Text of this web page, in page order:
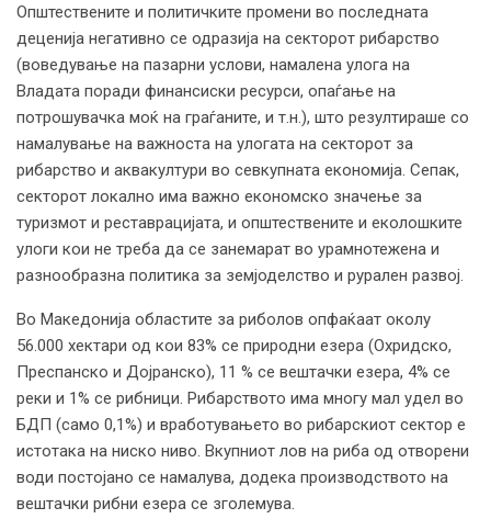
Општествените и политичките промени во последната
деценија негативно се одразија на секторот рибарство
(воведување на пазарни услови, намалена улога на
Владата поради финансиски ресурси, опаѓање на
потрошувачка моќ на граѓаните, и т.н.), што резултираше со
намалување на важноста на улогата на секторот за
рибарство и аквакултури во севкупната економија. Сепак,
секторот локално има важно економско значење за
туризмот и реставрацијата, и општествените и еколошките
улоги кои не треба да се занемарат во урамнотежена и
разнообразна политика за земјоделство и рурален развој.
Во Македонија областите за риболов опфаќаат околу
56.000 хектари од кои 83% се природни езера (Охридско,
Преспанско и Дојранско), 11 % се вештачки езера, 4% се
реки и 1% се рибници. Рибарството има многу мал удел во
БДП (само 0,1%) и вработувањето во рибарскиот сектор е
истотака на ниско ниво. Вкупниот лов на риба од отворени
води постојано се намалува, додека производството на
вештачки рибни езера се зголемува.